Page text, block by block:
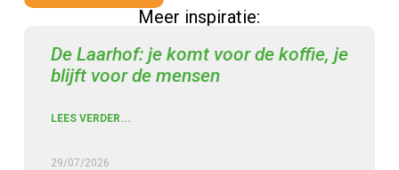
Meer inspiratie:
De Laarhof: je komt voor de koffie, je
blijft voor de mensen
LEES VERDER...
29/07/2026